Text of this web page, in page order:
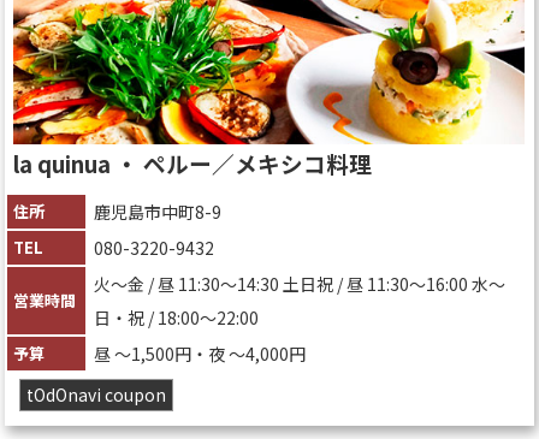
la quinua ・ ペルー／メキシコ料理
住所 鹿児島市中町8-9
TEL 080-3220-9432
営業時間
火〜金 / 昼 11:30～14:30 土日祝 / 昼 11:30～16:00 水〜
日・祝 / 18:00～22:00
予算
昼 〜1,500円・夜 〜4,000円
tOdOnavi coupon